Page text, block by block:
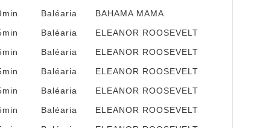
Baléaria
BAHAMA MAMA
Baléaria
ELEANOR ROOSEVELT
Baléaria
ELEANOR ROOSEVELT
Baléaria
ELEANOR ROOSEVELT
Baléaria
ELEANOR ROOSEVELT
Baléaria
ELEANOR ROOSEVELT